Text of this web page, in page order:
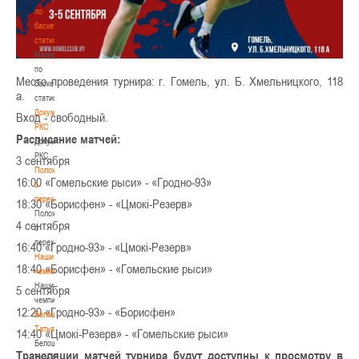
по
баскетбольной
статистике
Материалы
по
баскетбольной
статистике
Документы
РКС
Документы
РКС
Положение
о
переходах
Положение
о
переходах
Наши
чемпионы
Наши
чемпионы
Белошапко
Татьяна
Белошапко
Татьяна
Место проведения турнира: г. Гомель, ул. Б. Хмельницкого, 118
а.
Вход - свободный.
Расписание матчей:
3 сентября
16:00 «Гомельские рыси» - «Гродно-93»
18:30 «Борисфен» - «Цмокі-Резерв»
4 сентября
16:40 «Гродно-93» - «Цмокі-Резерв»
18:40 «Борисфен» - «Гомельские рыси»
5 сентября
12:20 «Гродно-93» - «Борисфен»
14:40 «Цмокі-Резерв» - «Гомельские рыси»
Трансляции матчей турнира будут доступны к просмотру в